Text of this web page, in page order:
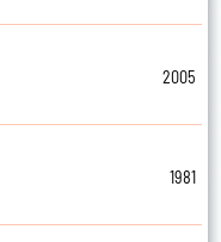
2005
1981